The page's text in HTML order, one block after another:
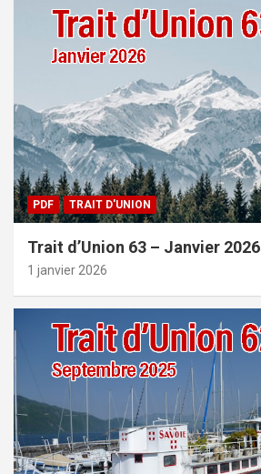
PDF TRAIT D'UNION
Trait d’Union 63 – Janvier 2026
1 janvier 2026